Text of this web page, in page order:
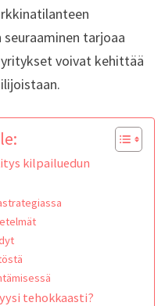
tarjoaa
voivat kehittää
kilpailuedun
tehokkaasti?